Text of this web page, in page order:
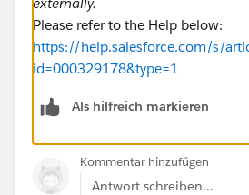
Please refer to the Help below:
https://help.salesforce.com/s/
id=000329178&type=1
Als hilfreich markieren
Kommentar hinzufügen
Antwort schreiben...